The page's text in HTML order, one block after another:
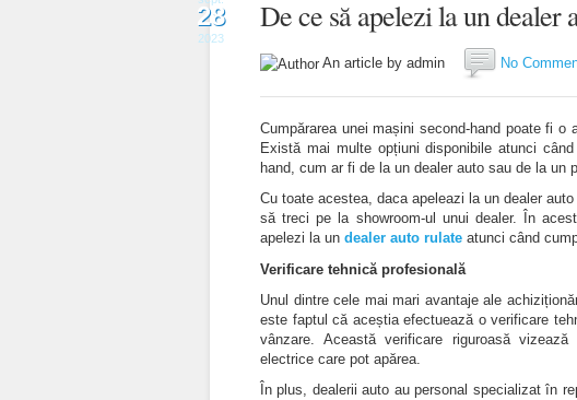
28
2023
De ce să apelezi la un dealer
An article by admin No
Cumpărarea unei mașini second-hand poate fi o
Există mai multe opțiuni disponibile atunci
hand, cum ar fi de la un dealer auto sau de la un
Cu toate acestea, daca apeleazi la un dealer
să treci pe la showroom-ul unui dealer. În
apelezi la un dealer auto rulate atunci când
Verificare tehnică profesională
Unul dintre cele mai mari avantaje ale
este faptul că aceștia efectuează o verificare
vânzare. Această verificare riguroasă
electrice care pot apărea.
În plus, dealerii auto au personal specializat în